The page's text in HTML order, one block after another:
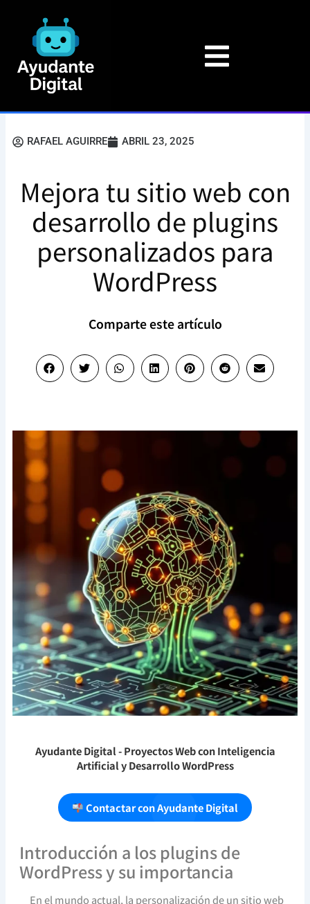
contenido
RAFAEL AGUIRRE ABRIL 23, 2025
Mejora tu sitio web con
desarrollo de plugins
personalizados para
WordPress
Comparte este artículo
Ayudante Digital- Proyectos Web con Inteligencia
Artificial y Desarrollo WordPress
Contactar con Ayudante Digital
Introducción a los plugins de
WordPress y su importancia
En el mundo actual, la personalización de un sitio web